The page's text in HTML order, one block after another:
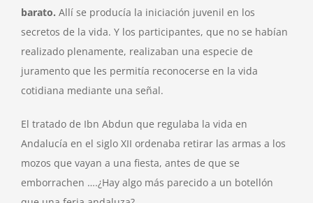
barato. Allí se producía la iniciación juvenil en los
secretos de la vida. Y los participantes, que no se habían
realizado plenamente, realizaban una especie de
juramento que les permitía reconocerse en la vida
cotidiana mediante una señal.
El tratado de Ibn Abdun que regulaba la vida en
Andalucía en el siglo XII ordenaba retirar las armas a los
mozos que vayan a una fiesta, antes de que se
emborrachen ….¿Hay algo más parecido a un botellón